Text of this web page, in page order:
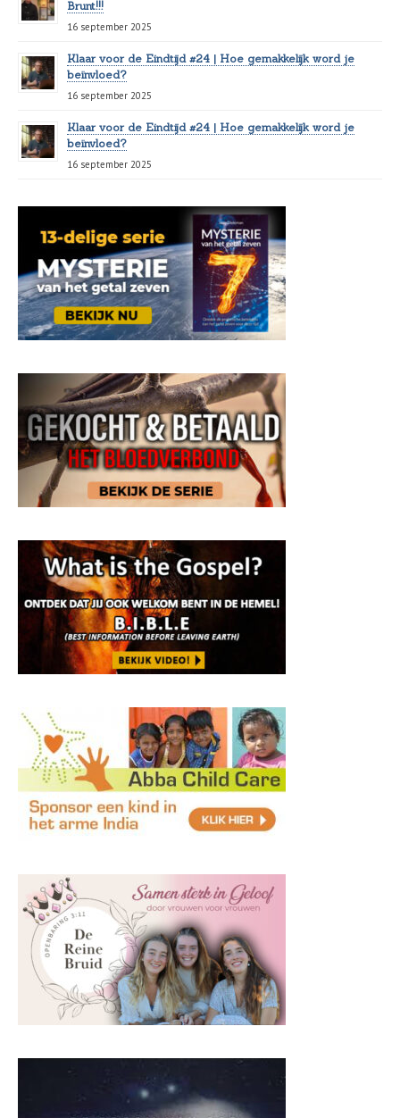
Brunt!!!
16 september 2025
Klaar voor de Eindtijd #24 | Hoe gemakkelijk word je
beïnvloed?
16 september 2025
Klaar voor de Eindtijd #24 | Hoe gemakkelijk word je
beïnvloed?
16 september 2025